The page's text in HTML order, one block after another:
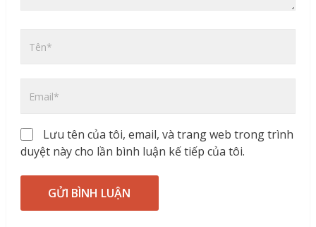
Lưu tên của tôi, email, và trang web trong trình
duyệt này cho lần bình luận kế tiếp của tôi.